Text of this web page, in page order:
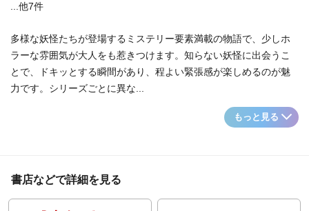
...他7件
多様な妖怪たちが登場するミステリー要素満載の物語で、少しホ
ラーな雰囲気が大人をも惹きつけます。知らない妖怪に出会うこ
とで、ドキッとする瞬間があり、程よい緊張感が楽しめるのが魅
力です。シリーズごとに異な...
もっと見る
書店などで詳細を見る